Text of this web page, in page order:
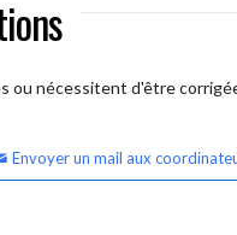
ou nécessitent d'être
Envoyer un mail aux